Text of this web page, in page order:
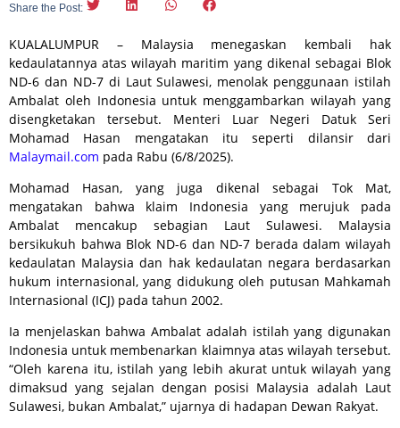
Share the Post:
KUALALUMPUR – Malaysia menegaskan kembali hak
kedaulatannya atas wilayah maritim yang dikenal sebagai Blok
ND-6 dan ND-7 di Laut Sulawesi, menolak penggunaan istilah
Ambalat oleh Indonesia untuk menggambarkan wilayah yang
disengketakan tersebut. Menteri Luar Negeri Datuk Seri
Mohamad Hasan mengatakan itu seperti dilansir dari
Malaymail.com pada Rabu (6/8/2025).
Mohamad Hasan, yang juga dikenal sebagai Tok Mat,
mengatakan bahwa klaim Indonesia yang merujuk pada
Ambalat mencakup sebagian Laut Sulawesi. Malaysia
bersikukuh bahwa Blok ND-6 dan ND-7 berada dalam wilayah
kedaulatan Malaysia dan hak kedaulatan negara berdasarkan
hukum internasional, yang didukung oleh putusan Mahkamah
Internasional (ICJ) pada tahun 2002.
Ia menjelaskan bahwa Ambalat adalah istilah yang digunakan
Indonesia untuk membenarkan klaimnya atas wilayah tersebut.
“Oleh karena itu, istilah yang lebih akurat untuk wilayah yang
dimaksud yang sejalan dengan posisi Malaysia adalah Laut
Sulawesi, bukan Ambalat,” ujarnya di hadapan Dewan Rakyat.